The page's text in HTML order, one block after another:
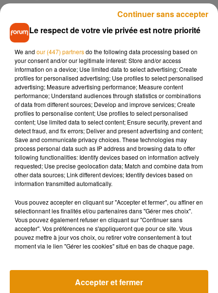
«150 établissements précis ont d’ores et déjà vu leur
sécurisation renforcée
également annoncé «l’instauration de commissions
éducatives dès l’école primaire avec des peines adaptées
Des sanctions sur le brevet, le CAP ou le bac, sont
également envisagées pour les jeunes qui perturberaient
« le plus gravement les cours », avec notamment une
mention « fauteur de trouble » indiquée sur Parcoursup.
Évoquant également la lutte contre les séparatismes, et
notamment le séparatisme islamiste, Gabriel Attal appelle à
ce qu’il n’y ait « pas de guerre des religions à l’école.
Lutte contre le trafic de drogue
Estimant que le trafic de drogue entraîne la dérive d’une
partie de la jeunesse, Gabriel Attal a annoncé un futur plan
de lutte. Après les opérations « place nette » XXL, Gérald
nouveau « plan stup ». À noter que la présence policière
dans la rue sera doublée d’ici 2030.
Le respect de votre vie privée est notre priorité
We and our (447) partnersdo the following data processing based on
your consent and/or our legitimate interest: Store and/or access
information on a device; Use limited data to select advertising; Create
profiles for personalised advertising; Use profiles to select personalised
advertising; Measure advertising performance; Measure content
performance; Understand audiences through statistics or combinations
of data from different sources; Develop and improve services; Create
profiles to personalise content; Use profiles to select personalised
content; Use limited data to select content; Ensure security, prevent and
detect fraud, and fix errors; Deliver and present advertising and content;
Save and communicate privacy choices. These technologies may
process personal data such as IP address and browsing data to offer
following functionalities: Identify devices based on information actively
requested; Use precise geolocation data; Match and combine data from
other data sources; Link different devices; Identify devices based on
information transmitted automatically.
Vous pouvez accepter en cliquant sur "Accepter et fermer", ou affiner en
sélectionnant les finalités et/ou partenaires dans "Gérer mes choix".
Vous pouvez également refuser en cliquant sur "Continuer sans
accepter". Vos préférences ne s'appliqueront que pour ce site. Vous
pouvez mettre à jour vos choix, ou retirer votre consentement à tout
moment via le lien "Gérer les cookies" situé en bas de chaque page.
Accepter et fermer
Continuer sans accepter